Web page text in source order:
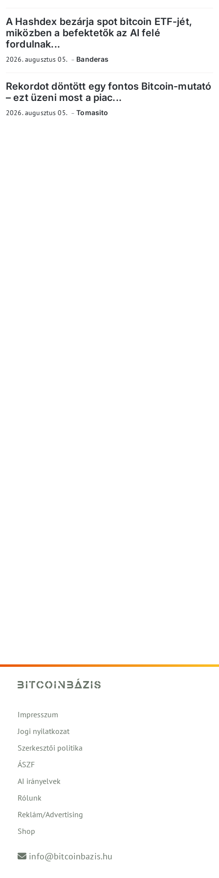
A Hashdex bezárja spot bitcoin ETF-jét,
miközben a befektetők az AI felé
fordulnak...
2026. augusztus 05. Banderas
Rekordot döntött egy fontos Bitcoin-mutató
– ezt üzeni most a piac...
2026. augusztus 05. Tomasito
Impresszum
Jogi nyilatkozat
Szerkesztői politika
ÁSZF
AI irányelvek
Rólunk
Reklám/Advertising
Shop
info@bitcoinbazis.hu